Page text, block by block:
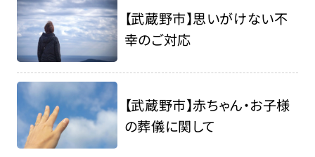
【武蔵野市】思いがけない不
幸のご対応
【武蔵野市】赤ちゃん・お子様
の葬儀に関して